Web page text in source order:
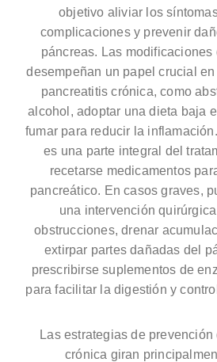
objetivo aliviar los
complicaciones y prevenir
páncreas. Las
desempeñan un papel crucial
pancreatitis crónica, como
alcohol, adoptar una dieta baja
fumar para reducir la
es una parte integral del
recetarse medicamentos
pancreático. En casos graves,
una intervención
obstrucciones, drenar
extirpar partes dañadas del
prescribirse suplementos de
para facilitar la digestión y
Las estrategias de
crónica giran